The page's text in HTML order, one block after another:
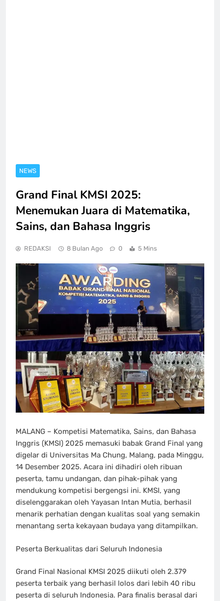
NEWS
Grand Final KMSI 2025:
Menemukan Juara di Matematika,
Sains, dan Bahasa Inggris
REDAKSI 8 Bulan Ago 0 5 Mins
MALANG – Kompetisi Matematika, Sains, dan Bahasa
Inggris (KMSI) 2025 memasuki babak Grand Final yang
digelar di Universitas Ma Chung, Malang, pada Minggu,
14 Desember 2025. Acara ini dihadiri oleh ribuan
peserta, tamu undangan, dan pihak-pihak yang
mendukung kompetisi bergengsi ini. KMSI, yang
diselenggarakan oleh Yayasan Intan Mutia, berhasil
menarik perhatian dengan kualitas soal yang semakin
menantang serta kekayaan budaya yang ditampilkan.
Peserta Berkualitas dari Seluruh Indonesia
Grand Final Nasional KMSI 2025 diikuti oleh 2.379
peserta terbaik yang berhasil lolos dari lebih 40 ribu
peserta di seluruh Indonesia. Para finalis berasal dari